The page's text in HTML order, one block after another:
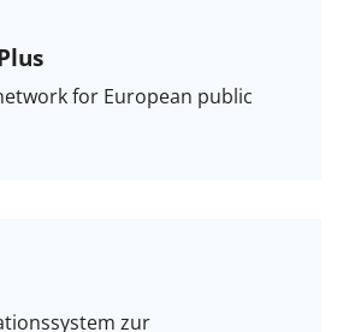
for European public
zur